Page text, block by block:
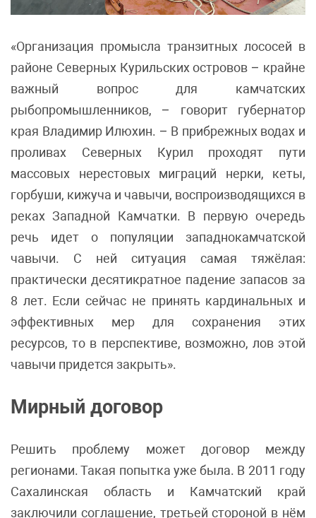
«Организация промысла транзитных лососей в
районе Северных Курильских островов – крайне
важный вопрос для камчатских
рыбопромышленников, – говорит губернатор
края Владимир Илюхин. – В прибрежных водах и
проливах Северных Курил проходят пути
массовых нерестовых миграций нерки, кеты,
горбуши, кижуча и чавычи, воспроизводящихся в
реках Западной Камчатки. В первую очередь
речь идет о популяции западнокамчатской
чавычи. С ней ситуация самая тяжёлая:
практически десятикратное падение запасов за
8 лет. Если сейчас не принять кардинальных и
эффективных мер для сохранения этих
ресурсов, то в перспективе, возможно, лов этой
чавычи придется закрыть».
Мирный договор
Решить проблему может договор между
регионами. Такая попытка уже была. В 2011 году
Сахалинская область и Камчатский край
заключили соглашение, третьей стороной в нём